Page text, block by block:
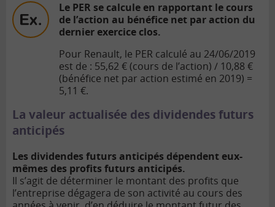
Le PER se calcule en rapportant le cours
de l’action au bénéfice net par action du
dernier exercice clos.
Pour Renault, le PER calculé au 24/06/2019
est de : 55,62 € (cours de l’action) / 10,88 €
(bénéfice net par action estimé en 2019) =
5,11 €.
La valeur actualisée des dividendes futurs
anticipés
Les dividendes futurs anticipés dépendent eux-
mêmes des profits futurs anticipés.
Il s’agit de déterminer le montant des profits que
l’entreprise dégagera de son activité au cours des